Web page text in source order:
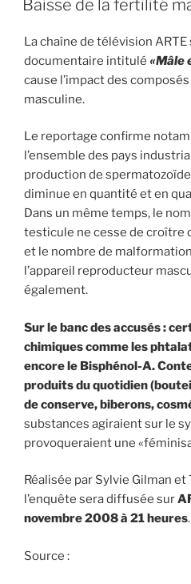
Baisse de la fertilité
La chaîne de télévision
documentaire intitulé «Mâle
cause l’impact des
masculine.
Le reportage confirme
l’ensemble des pays
production de
diminue en quantité et en
Dans un même temps, le
testicule ne cesse de croître
et le nombre de
l’appareil reproducteur
également.
Sur le banc des accusés :
chimiques comme les
encore le Bisphénol-A.
produits du quotidien
de conserve, biberons,
substances agiraient sur le
provoqueraient une
Réalisée par Sylvie Gilman
l’enquête sera diffusée sur
novembre 2008 à 21 heures.
Source :